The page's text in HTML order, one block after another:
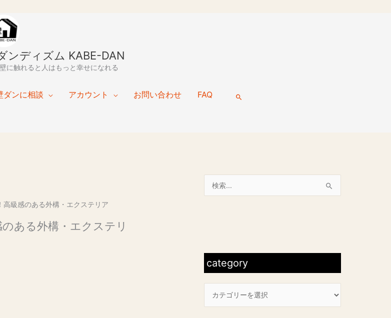
ンディズム KABE-DAN
に触れると人はもっと幸せになれる
ダンに相談 アカウント お問い合わせ FAQ
検
級感のある外構・エクステリア
ある外構・エクステリ
category
e
g